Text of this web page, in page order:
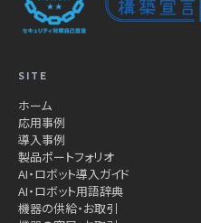
SITE
ホーム
応用事例
導入事例
製品ポートフォリオ
AI・ロボット導入ガイド
AI・ロボット用語辞典
機器の供給・お取引